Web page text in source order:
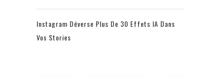
Instagram Déverse Plus De 30 Effets IA Dans
Vos Stories